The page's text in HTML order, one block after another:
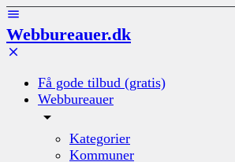
Webbureauer.dk
Få gode tilbud (gratis)
Webbureauer
Kategorier
Kommuner